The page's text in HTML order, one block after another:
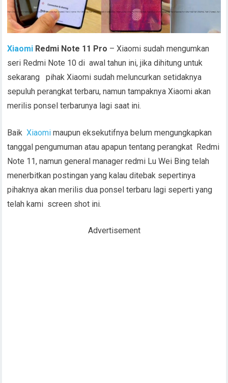
Xiaomi Redmi Note 11 Pro – Xiaomi sudah mengumkan
seri Redmi Note 10 di awal tahun ini, jika dihitung untuk
sekarang pihak Xiaomi sudah meluncurkan setidaknya
sepuluh perangkat terbaru, namun tampaknya Xiaomi akan
merilis ponsel terbarunya lagi saat ini.
BaikXiaomi maupun eksekutifnya belum mengungkapkan
tanggal pengumuman atau apapun tentang perangkat Redmi
Note 11, namun general manager redmi Lu Wei Bing telah
menerbitkan postingan yang kalau ditebak sepertinya
pihaknya akan merilis dua ponsel terbaru lagi seperti yang
telah kami screen shot ini.
Advertisement